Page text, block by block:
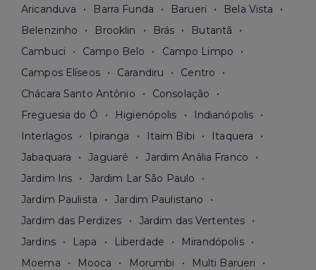
Aricanduva
Barra Funda Barueri
Bela Vista
Belenzinho
Brooklin Brás
Butantã
Cambuci
Campo Belo
Campo Limpo
Campos Elíseos
Carandiru
Centro
Chácara Santo Antônio
Consolação
Freguesia do Ó
Higienópolis
Indianópolis
Interlagos
Ipiranga Itaim Bibi
Itaquera
Jabaquara
Jaguaré
Jardim Anália Franco
Jardim Iris
Jardim Lar São Paulo
Jardim Paulista
Jardim Paulistano
Jardim das Perdizes
Jardim das Vertentes
Jardins
Lapa Liberdade
Mirandópolis
Moema
Mooca Morumbi
Multi Barueri